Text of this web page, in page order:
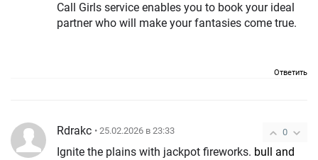
Call Girls service enables you to book your ideal
partner who will make your fantasies come true.
Ответить
0
Rdrakc • 25.02.2026 в 23:33
Ignite the plains with jackpot fireworks. bull and